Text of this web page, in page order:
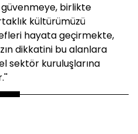
birlikte
kültürümüzü
hayata geçirmekte,
dikkatini bu alanlara
sektör kuruluşlarına